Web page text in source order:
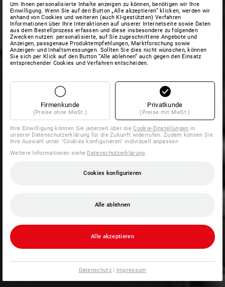
Um Ihnen personalisierte Inhalte anzeigen zu können, benötigen wir Ihre
Einwilligung. Wenn Sie auf den Button „Alle akzeptieren“ klicken, werden wir
anhand von Cookies und weiteren (auch KI-gestützten) Verfahren
Informationen über Ihre Interaktionen auf unserer Internetseite sowie Daten
aus dem Bestellprozess erfassen und diese insbesondere zu folgenden
Zwecken nutzen: personalisierte, auf Sie zugeschnittene Angebote und
Anzeigen, passgenaue Produktempfehlungen, Marktforschung sowie
Anzeigen- und Inhaltsmessungen. Sollten Sie dies nicht wünschen, können
Sie sich per Klick auf den Button “Alle ablehnen” auch gegen den Einsatz
entsprechender Cookies und Verfahren entscheiden.
Firmenkunde
(Preise ohne MwSt.)
Privatkunde
(Preise mit MwSt.)
Ihre Einwilligung können Sie jederzeit über dieCookie-Einstellungen in
unserer Datenschutzerklärung für die Zukunft widerrufen. Zudem können Sie
Ihre Auswahl unter "Cookies konfigurieren" individuell anpassen
Weitere Informationen siehe Datenschutzerklärung
Cookies konfigurieren
Alle ablehnen
Alle akzeptieren
Datenschutz| Impressum